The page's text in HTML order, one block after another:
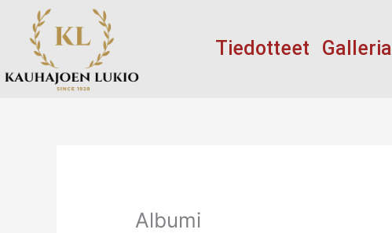
sisältöön
Tiedotteet Galleria
Albumi